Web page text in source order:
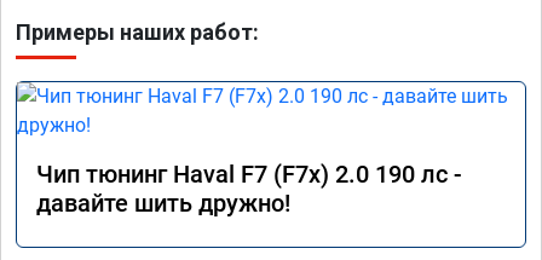
Примеры наших работ:
Чип тюнинг Haval F7 (F7x) 2.0 190 лс -
давайте шить дружно!